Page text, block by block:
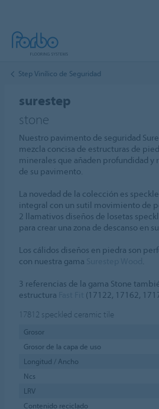
Step Vinílico de Seguridad
surestep
stone
Nuestro pavimento de seguridad
mezcla concisa de estructuras de
minerales que añaden profundidad y
de su pavimento.
La novedad de la colección es
integral con un sutil movimiento de
2 llamativos diseños de losetas
para crear una zona de descanso en
Los cálidos diseños en piedra son
con nuestra gama
.
3 referencias de la gama Stone
estructura
(17122, 17162,
17812 speckled ceramic tile
Grosor
Grosor de la capa de uso
Longitud / Ancho
Ncs
LRV
Contenido reciclado